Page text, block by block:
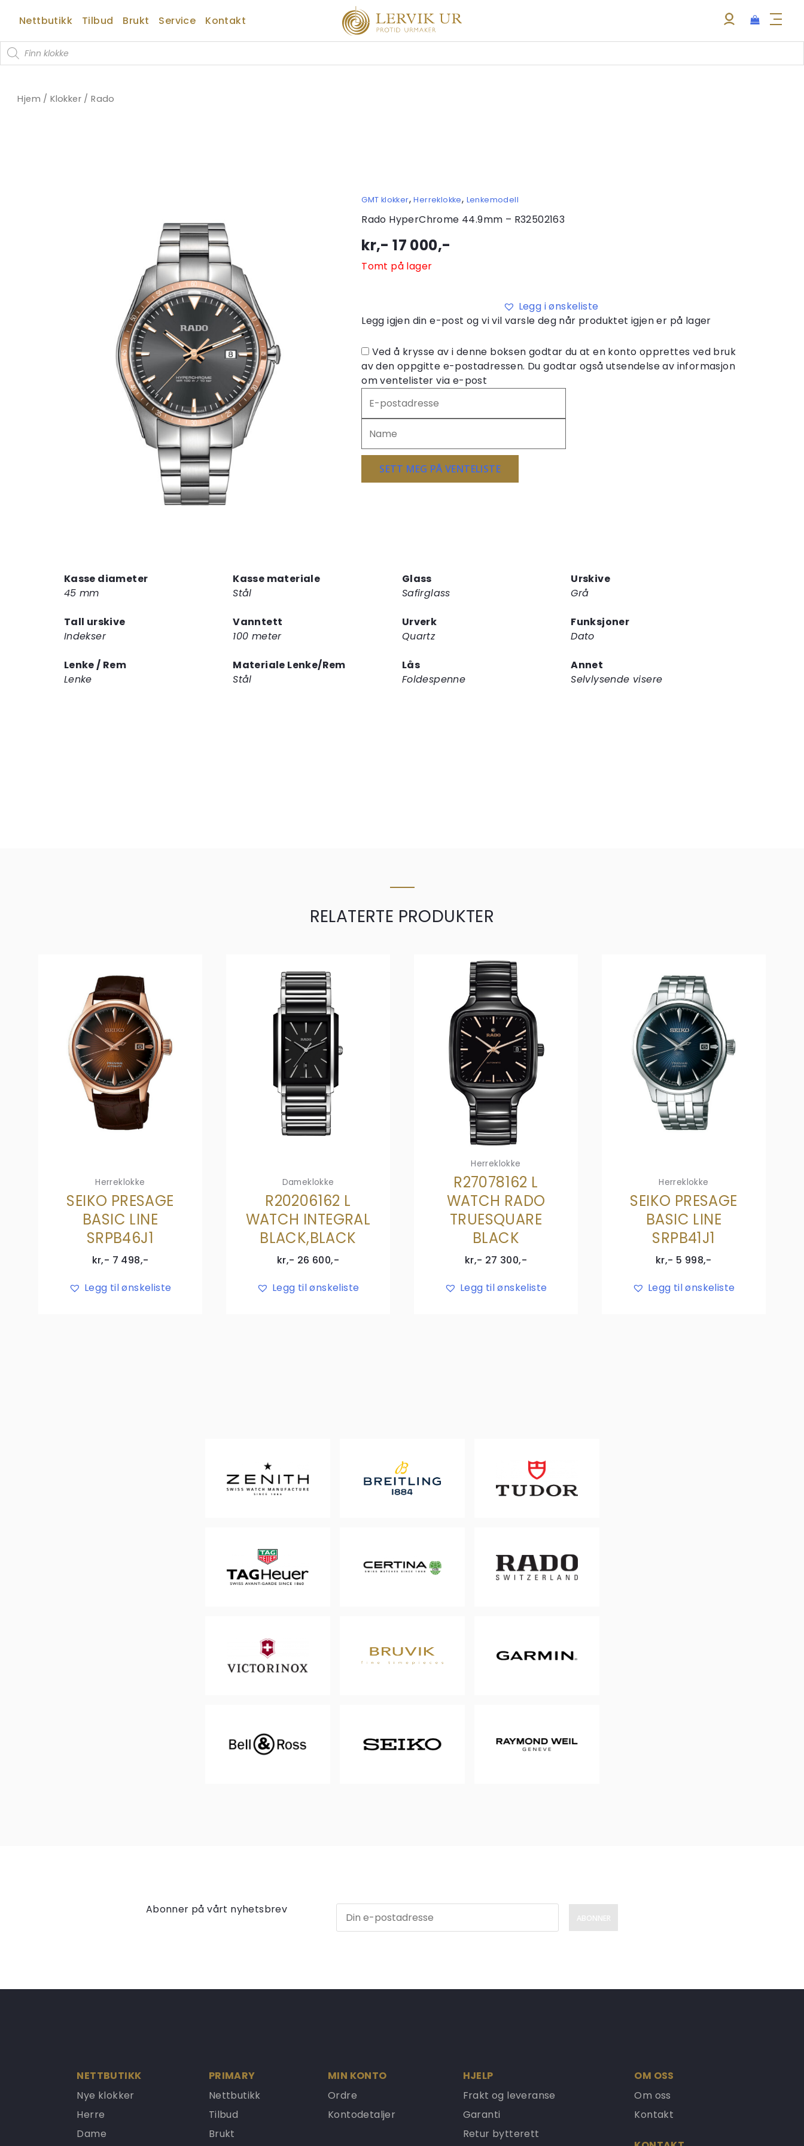
innholdet
Nettbutikk Tilbud Brukt Service
Kontakt
Products
search
Hjem /Klokker /Rado
GMT klokker,Herreklokke, Lenkemodell
Rado HyperChrome 44.9mm – R32502163
kr,- 17 000,-
Tomt på lager
Legg i ønskeliste
Legg igjen din e-post og vi vil varsle deg når produktet igjen er på lager
Ved å krysse av i denne boksen godtar du at en konto opprettes ved bruk
av den oppgitte e-postadressen. Du godtar også utsendelse av informasjon
om ventelister via e-post
inn
e-
postadressen
din
å
produktet
SETT MEG PÅ VENTELISTE
Kasse diameter
45 mm
Kasse materiale
Stål
Glass
Safirglass
Urskive
Grå
Tall urskive
Indekser
Vanntett
100 meter
Urverk
Quartz
Funksjoner
Dato
Lenke / Rem
Lenke
Materiale Lenke/Rem
Stål
Lås
Foldespenne
Annet
Selvlysende visere
RELATERTE PRODUKTER
Herreklokke
SEIKO PRESAGE
BASIC LINE
SRPB46J1
kr,- 7 498,-
Legg til ønskeliste
Dameklokke
R20206162 L
WATCH INTEGRAL
BLACK,BLACK
kr,- 26 600,-
Legg til ønskeliste
Herreklokke
R27078162 L
WATCH RADO
TRUESQUARE
BLACK
kr,- 27 300,-
Legg til ønskeliste
Herreklokke
SEIKO PRESAGE
BASIC LINE
SRPB41J1
kr,- 5 998,-
Legg til ønskeliste
Abonner på vårt nyhetsbrev
ABONNER
NETTBUTIKK
Nye klokker
Herre
Dame
PRIMARY
Nettbutikk
Tilbud
Brukt
MIN KONTO
Ordre
Kontodetaljer
HJELP
Frakt og leveranse
Garanti
Retur bytterett
OM OSS
Om oss
Kontakt